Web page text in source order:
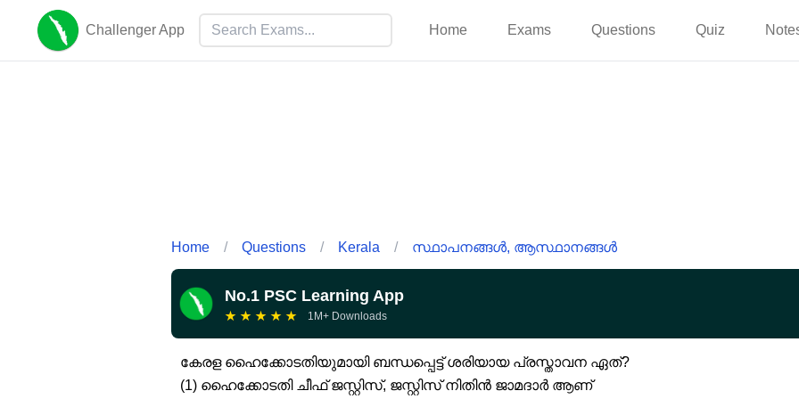
Challenger App Home Exams Questions Quiz
Home / Questions / Kerala / സ്ഥാപനങ്ങൾ, ആസ്ഥാനങ്ങൾ
No.1 PSC Learning App
★ ★ ★ ★ ★ 1M+ Downloads
കേരള ഹൈക്കോടതിയുമായി ബന്ധപ്പെട്ട് ശരിയായ പ്രസ്താവന ഏത്?
(1) ഹൈക്കോടതി ചീഫ് ജസ്റ്റിസ്, ജസ്റ്റിസ് നിതിൻ ജാമദാർ ആണ്